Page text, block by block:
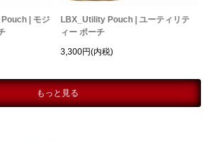
| モジ
LBX_Utility Pouch | ユーティリテ
ィー ポーチ
3,300円(内税)
もっと見る